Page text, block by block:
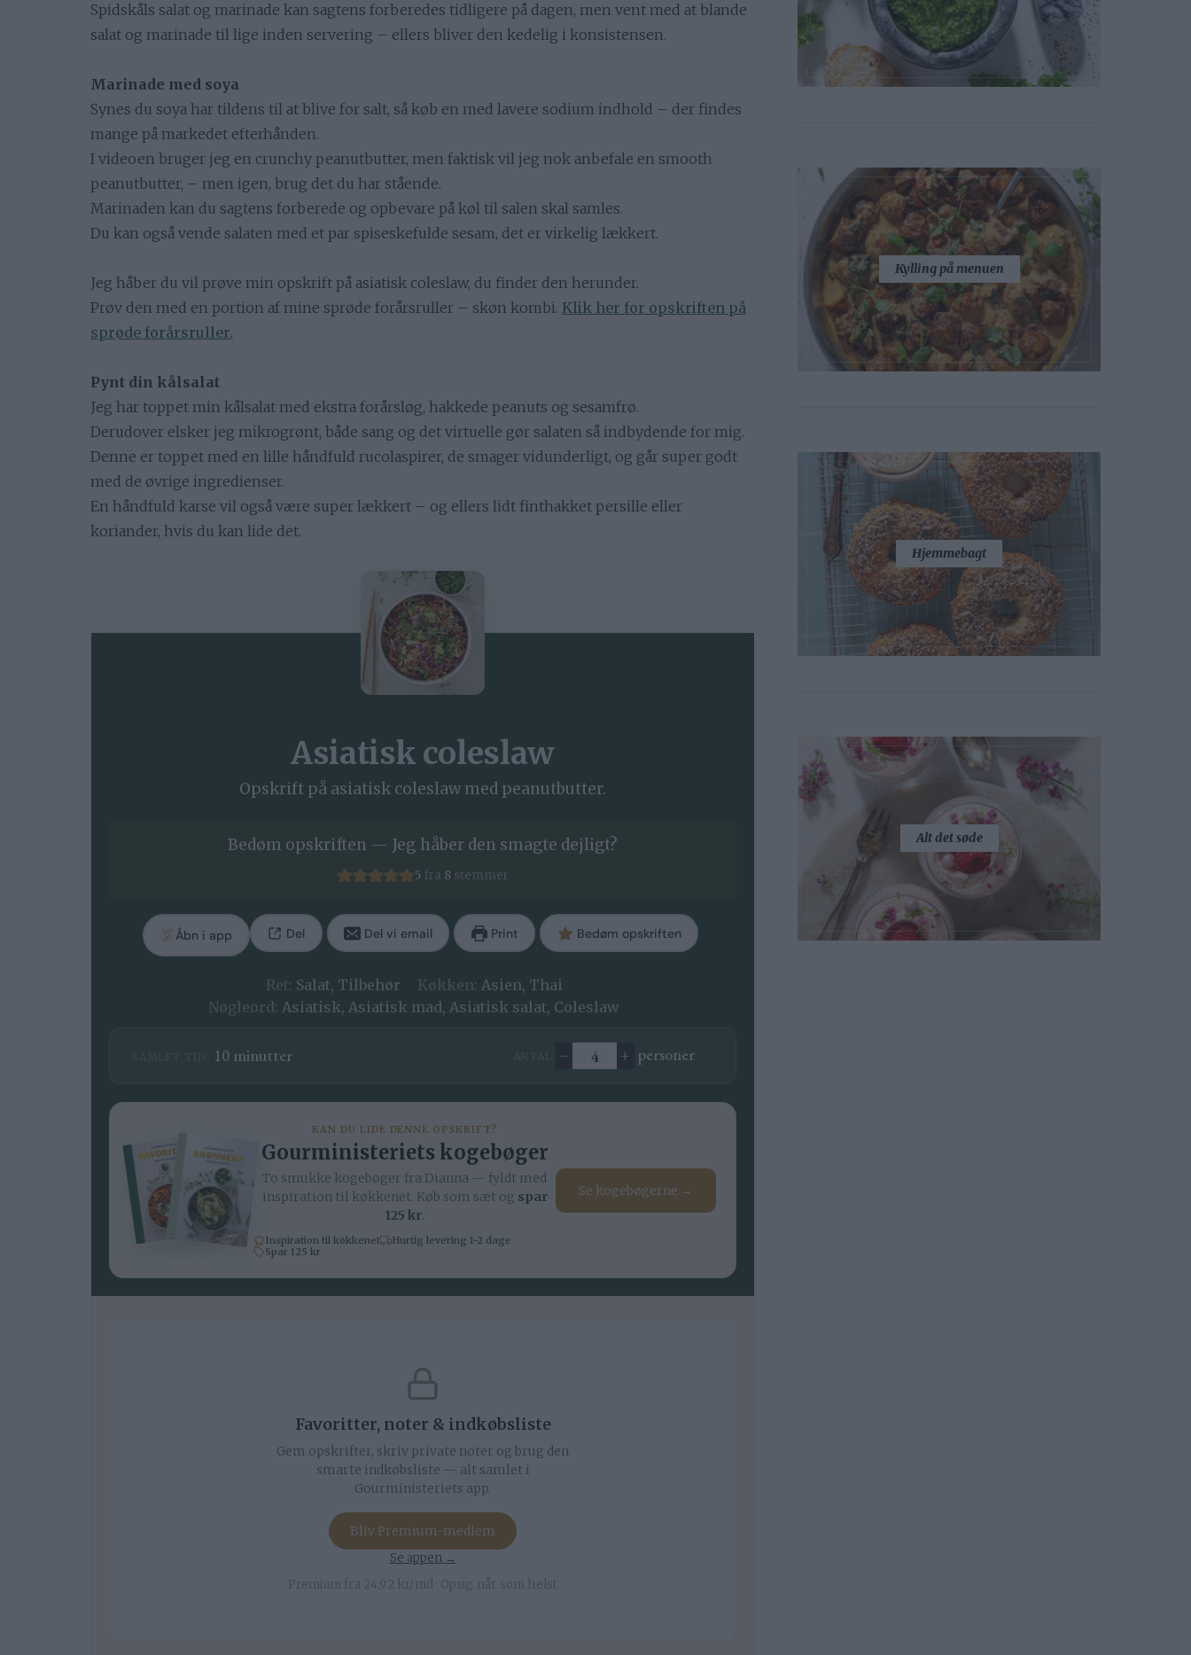
Spidskåls salat og marinade kan sagtens forberedes tidligere på dagen, men vent med at blande
salat og marinade til lige inden servering – ellers bliver den kedelig i konsistensen.
Marinade med soya
Synes du soya har tildens til at blive for salt, så køb en med lavere sodium indhold – der findes
mange på markedet efterhånden.
I videoen bruger jeg en crunchy peanutbutter, men faktisk vil jeg nok anbefale en smooth
peanutbutter, – men igen, brug det du har stående.
Marinaden kan du sagtens forberede og opbevare på køl til salen skal samles.
Du kan også vende salaten med et par spiseskefulde sesam, det er virkelig lækkert.
Jeg håber du vil prøve min opskrift på asiatisk coleslaw, du finder den herunder.
Prøv den med en portion af mine sprøde forårsruller – skøn kombi. Klik her for opskriften på
sprøde forårsruller.
Pynt din kålsalat
Jeg har toppet min kålsalat med ekstra forårsløg, hakkede peanuts og sesamfrø.
Derudover elsker jeg mikrogrønt, både sang og det virtuelle gør salaten så indbydende for mig.
Denne er toppet med en lille håndfuld rucolaspirer, de smager vidunderligt, og går super godt
med de øvrige ingredienser.
En håndfuld karse vil også være super lækkert – og ellers lidt finthakket persille eller
koriander, hvis du kan lide det.
Asiatisk coleslaw
Opskrift på asiatisk coleslaw med peanutbutter.
Bedøm opskriften — Jeg håber den smagte dejligt?
5 fra 8 stemmer
Åbn i app Del Del vi email Print Bedøm opskriften
Ret: Salat, Tilbehør Køkken: Asien, Thai
Nøgleord:Asiatisk, Asiatisk mad, Asiatisk salat, Coleslaw
10minutter
minutter
Ændre antal
– + personer
KAN DU LIDE DENNE OPSKRIFT?
Gourministeriets kogebøger
To smukke kogebøger fra Dianna — fyldt med
inspiration til køkkenet. Køb som sæt og spar
125 kr.
Inspiration til køkkenet
Hurtig levering 1-2 dage
Spar 125 kr
Se kogebøgerne →
Favoritter, noter & indkøbsliste
Gem opskrifter, skriv private noter og brug den
smarte indkøbsliste — alt samlet i
Gourministeriets app.
Bliv Premium-medlem
Se appen →
Premium fra 24,92 kr/md · Opsig når som helst
Kylling på menuen
Hjemmebagt
Alt det søde